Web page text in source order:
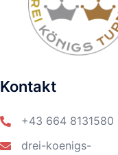
Kontakt
+43 664 8131580
drei-koenigs-